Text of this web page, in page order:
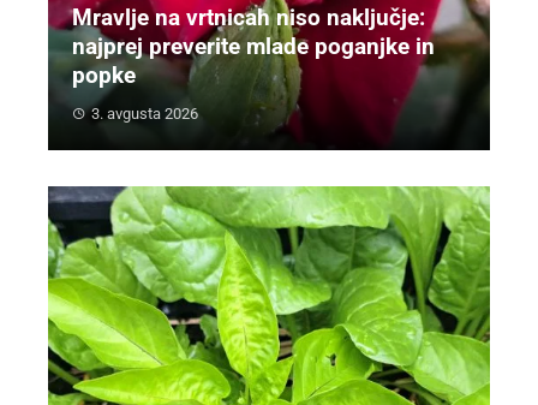
Mravlje na vrtnicah niso naključje:
najprej preverite mlade poganjke in
popke
3. avgusta 2026